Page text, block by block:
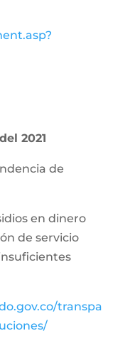
2021
de
en dinero
de servicio
transpa